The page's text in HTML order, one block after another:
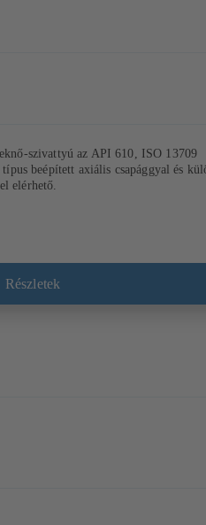
szivattyú az API 610, ISO 13709
beépített axiális csapággyal és
elérhető.
Részletek